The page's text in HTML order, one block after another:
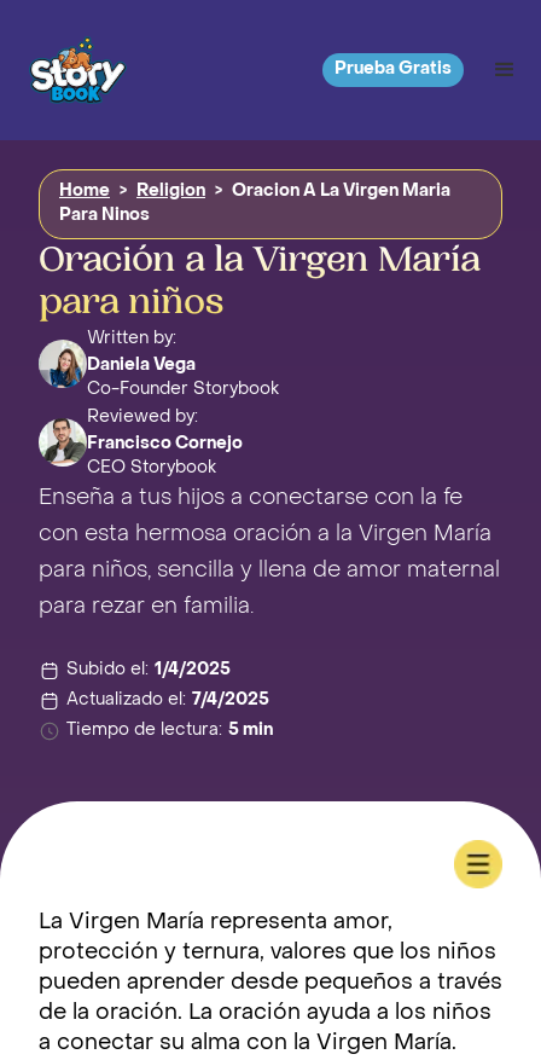
Prueba Gratis
Home > Religion >
Oracion A La Virgen Maria
Para Ninos
Oración a la Virgen María
para niños
Written by:
Daniela Vega
Co-Founder Storybook
Reviewed by:
Francisco Cornejo
CEO Storybook
Enseña a tus hijos a conectarse con la fe
con esta hermosa oración a la Virgen María
para niños, sencilla y llena de amor maternal
para rezar en familia.
Subido el: 1/4/2025
Actualizado el: 7/4/2025
Tiempo de lectura: 5 min
La Virgen María representa amor,
protección y ternura, valores que los niños
pueden aprender desde pequeños a través
de la oración. La oración ayuda a los niños
a conectar su alma con la Virgen María.